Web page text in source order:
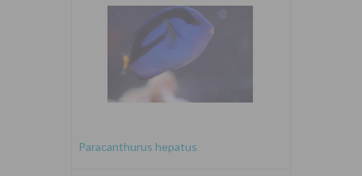
Paracanthurus hepatus